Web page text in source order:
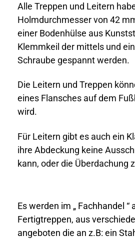
Alle Treppen und Leitern
Holmdurchmesser von 42
einer Bodenhülse aus
Klemmkeil der mittels und
Schraube gespannt werden.
Die Leitern und Treppen
eines Flansches auf dem
wird.
Für Leitern gibt es auch ein
ihre Abdeckung keine
kann, oder die Überdachung
Es werden im „ Fachhandel “
Fertigtreppen, aus
angeboten die an z.B: ein